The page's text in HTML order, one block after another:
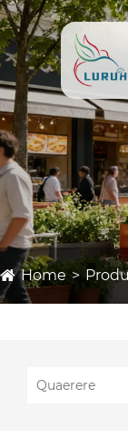
Home